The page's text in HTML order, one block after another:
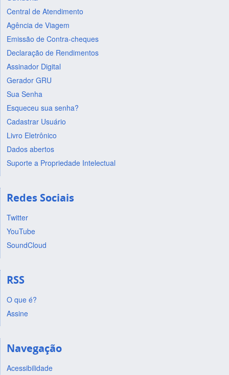
Central de Atendimento
Agência de Viagem
Emissão de Contra-cheques
Declaração de Rendimentos
Assinador Digital
Gerador GRU
Sua Senha
Esqueceu sua senha?
Cadastrar Usuário
Livro Eletrônico
Dados abertos
Suporte a Propriedade Intelectual
Redes Sociais
Twitter
YouTube
SoundCloud
RSS
O que é?
Assine
Navegação
Acessibilidade